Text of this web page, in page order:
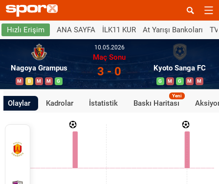
Hızlı Erişim ANA SAYFA İLK11 KUR At Yarışı Bankoları
Nagoya Grampus
M B M M G
10.05.2026
Maç Sonu
3 - 0 Kyoto Sanga FC
G M G M M
Olaylar Kadrolar İstatistik Baskı Haritası
Yeni